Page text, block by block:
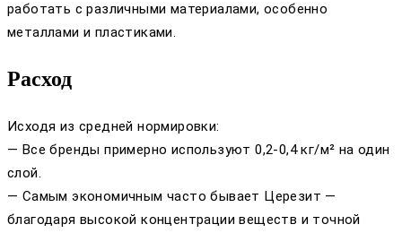
работать с различными материалами, особенно
металлами и пластиками.
Расход
Исходя из средней нормировки:
— Все бренды примерно используют 0,2-0,4 кг/м² на один
слой.
— Самым экономичным часто бывает Церезит —
благодаря высокой концентрации веществ и точной